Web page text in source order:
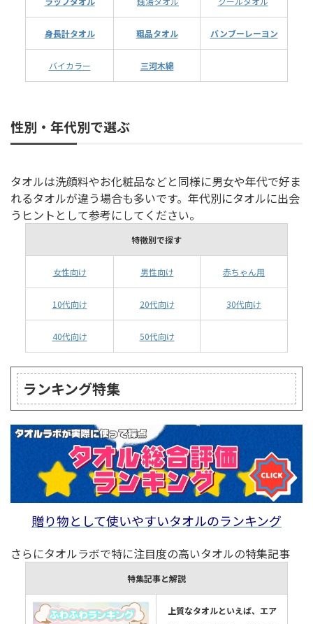
身長計タオル 粗品タオル バンブーレーヨン
バイカラー 三河木綿
性別・年代別で選ぶ
タオルは洗顔料やお化粧品などと同様に男女や年代で好ま
れるタオルが違う場合も多いです。年代別にタオルに出会
うヒントとして参考にしてください。
特徴別で探す
女性向け 男性向け 赤ちゃん用
10代向け 20代向け 30代向け
40代向け 50代向け
ランキング特集
贈り物として使いやすいタオルのランキング
さらにタオルラボで特に注目度の高いタオルの特集記事
特集記事と解説
上質なタオルといえば、エア